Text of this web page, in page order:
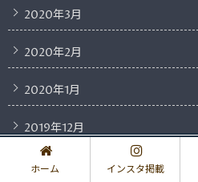
2020年3月
2020年2月
2020年1月
2019年12月
2019年11月
ホーム インスタ掲載